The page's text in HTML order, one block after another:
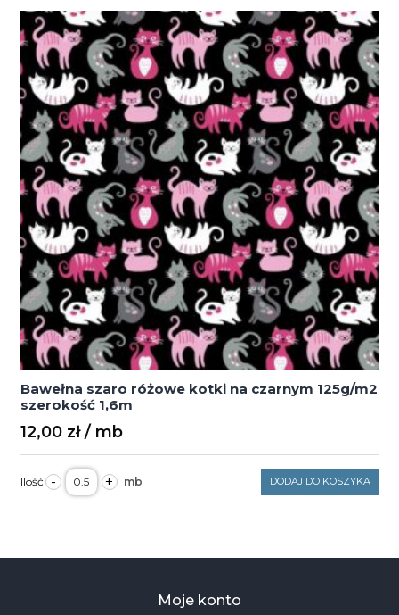
różowe
kotki
na
bieli
125g/m2
szerokość
1,6m
Bawełna szaro różowe kotki na czarnym 125g/m2
szerokość 1,6m
12,00 zł
- ilość
Bawełna
szaro
czarnym
+ DODAJ DO KOSZYKA
Moje konto